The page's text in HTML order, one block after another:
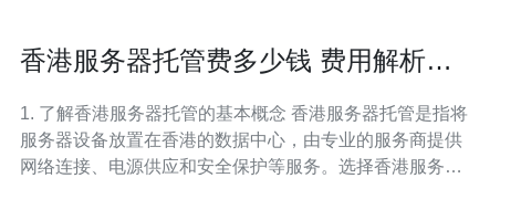
香港服务器托管费多少钱 费用解析与
1. 了解香港服务器托管的基本概念 香港服务器托管是指将
服务器设备放置在香港的数据中心，由专业的服务商提供
网络连接、电源供应和安全保护等服务。选择香港服务器